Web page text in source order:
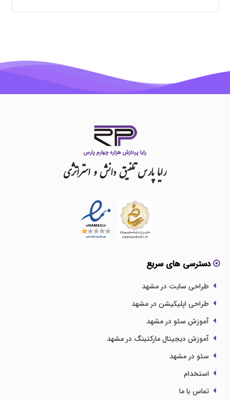
رایاپارستلفیقدانشواستراتژی
دسترسی های سریع
طراحی سایت در مشهد
طراحی اپلیکیشن در مشهد
آموزش سئو در مشهد
آموزش دیجیتال مارکتینگ در مشهد
سئو در مشهد
استخدام
تماس با ما